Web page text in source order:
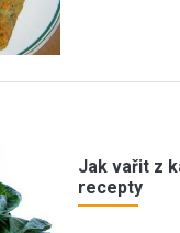
Jak vařit z
recepty